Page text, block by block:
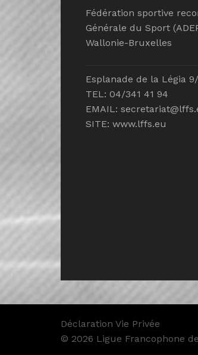
Fédération sportive
Générale du Sport
Wallonie-Bruxelles
Esplanade de la Légia
TEL: 04/341 41 94
EMAIL:
SITE: www.lffs.eu
Déclaration Vie Privée
© 2026 Ligue Francophone